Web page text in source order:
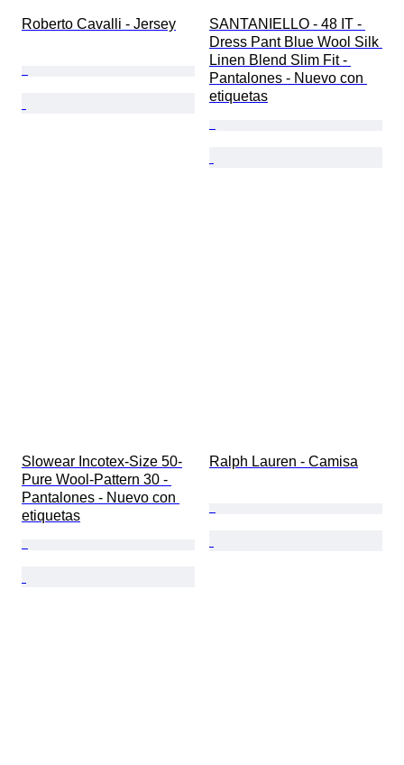
Roberto Cavalli - Jersey
SANTANIELLO - 48 IT -
Dress Pant Blue Wool Silk
Linen Blend Slim Fit -
Pantalones - Nuevo con
etiquetas
Slowear Incotex-Size 50-
Pure Wool-Pattern 30 -
Pantalones - Nuevo con
etiquetas
Ralph Lauren - Camisa